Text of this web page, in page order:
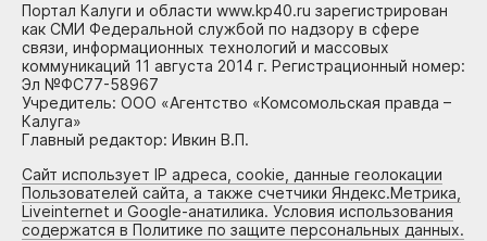
Портал Калуги и области www.kp40.ru зарегистрирован
как СМИ Федеральной службой по надзору в сфере
связи, информационных технологий и массовых
коммуникаций 11 августа 2014 г. Регистрационный номер:
Эл №ФС77-58967
Учредитель: ООО «Агентство «Комсомольская правда –
Калуга»
Главный редактор: Ивкин В.П.
Сайт использует IP адреса, cookie, данные геолокации
Пользователей сайта, а также счетчики Яндекс.Метрика,
Liveinternet и Google-анатилика. Условия использования
содержатся в Политике по защите персональных данных.